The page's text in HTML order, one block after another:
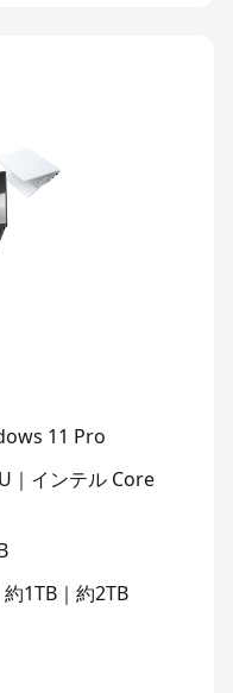
11 Pro
｜インテル Core
1TB｜約2TB